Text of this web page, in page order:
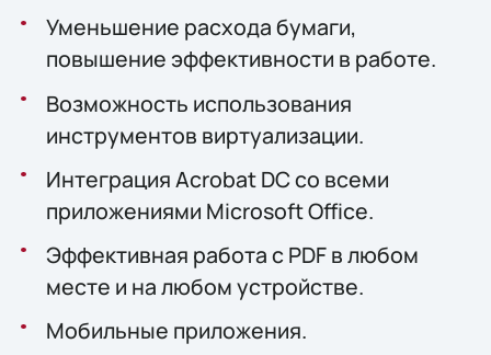
Уменьшение расхода бумаги,
повышение эффективности в работе.
Возможность использования
инструментов виртуализации.
Интеграция Acrobat DC со всеми
приложениями Microsoft Office.
Эффективная работа с PDF в любом
месте и на любом устройстве.
Мобильные приложения.